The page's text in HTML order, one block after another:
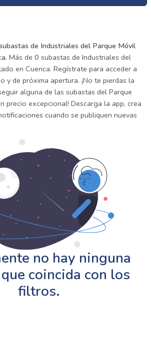
de Industriales del Parque Móvil
. Más de 0 subastas de Industriales del
en Cuenca. Regístrate para acceder a
y de próxima apertura. ¡No te pierdas la
alguna de las subastas del Parque
precio excepcional! Descarga la app, crea
cuando se publiquen nuevas
no hay ninguna
coincida con los
filtros.